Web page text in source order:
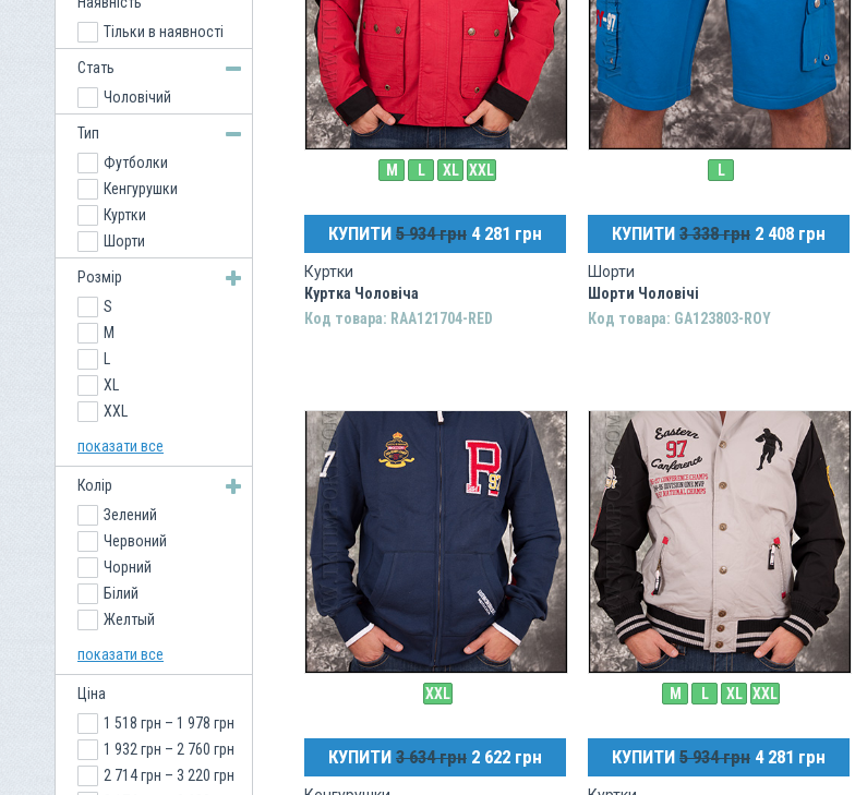
M L XL XXL
КУПИТИ 5 934 грн 4 281 грн
Куртки
Куртка Чоловіча
Код товара: RAA121704-RED
L
КУПИТИ 3 338 грн 2 408 грн
Шорти
Шорти Чоловічі
Код товара: GA123803-ROY
XXL
КУПИТИ 3 634 грн 2 622 грн
M L XL XXL
КУПИТИ 5 934 грн 4 281 грн
Тільки в наявності
Стать
Чоловічий
Тип
Футболки
Кенгурушки
Куртки
Шорти
Розмір
S
M
XL
XXL
показати все
Колір
Зелений
Червоний
Чорний
Білий
Желтый
Сірий
Синій
показати все
Ціна
1 518 грн – 1 978 грн
1 932 грн – 2 760 грн
2 714 грн – 3 220 грн